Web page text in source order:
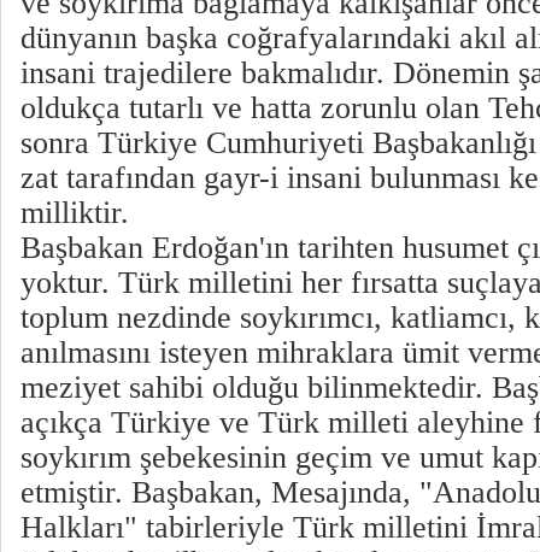
dünyanın başka coğrafyalarındaki akıl
insani trajedilere bakmalıdır. Dönemin
oldukça tutarlı ve hatta zorunlu olan
sonra Türkiye Cumhuriyeti
zat tarafından gayr-i insani bulunması
milliktir.
Başbakan Erdoğan'ın tarihten husumet
yoktur. Türk milletini her fırsatta
toplum nezdinde soykırımcı, katliamcı,
anılmasını isteyen mihraklara ümit
meziyet sahibi olduğu bilinmektedir.
açıkça Türkiye ve Türk milleti aleyhine
soykırım şebekesinin geçim ve umut
etmiştir. Başbakan, Mesajında,
Halkları" tabirleriyle Türk milletini